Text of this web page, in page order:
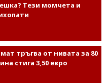
Тези момчета и
тръгва от нивата за 80
стига 3,50 евро